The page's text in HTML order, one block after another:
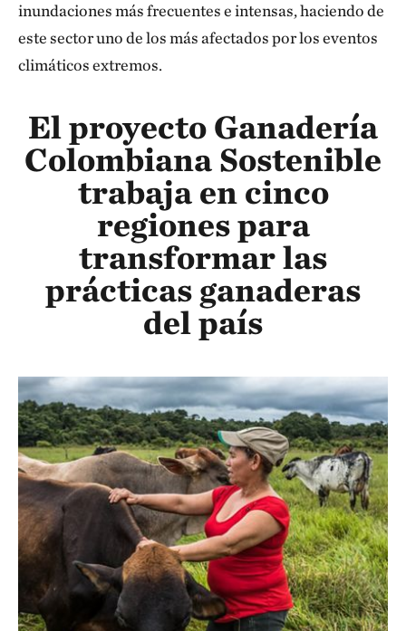
inundaciones más frecuentes e intensas, haciendo de
este sector uno de los más afectados por los eventos
climáticos extremos.
El proyecto Ganadería
Colombiana Sostenible
trabaja en cinco
regiones para
transformar las
prácticas ganaderas
del país